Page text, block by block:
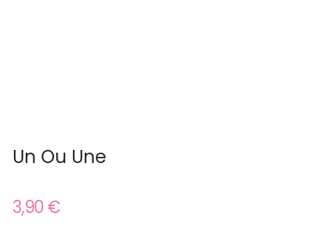
Un Ou Une
3,90 €